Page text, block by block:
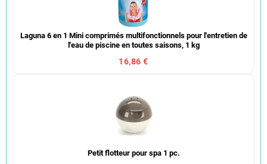
Laguna 6 en 1 Mini comprimés multifonctionnels pour l'entretien de
l'eau de piscine en toutes saisons, 1 kg
16,86 €
Petit flotteur pour spa 1 pc.